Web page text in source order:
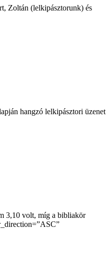
Zoltán (lelkipásztorunk) és
hangzó lelkipásztori üzenet
3,10 volt, míg a bibliakör